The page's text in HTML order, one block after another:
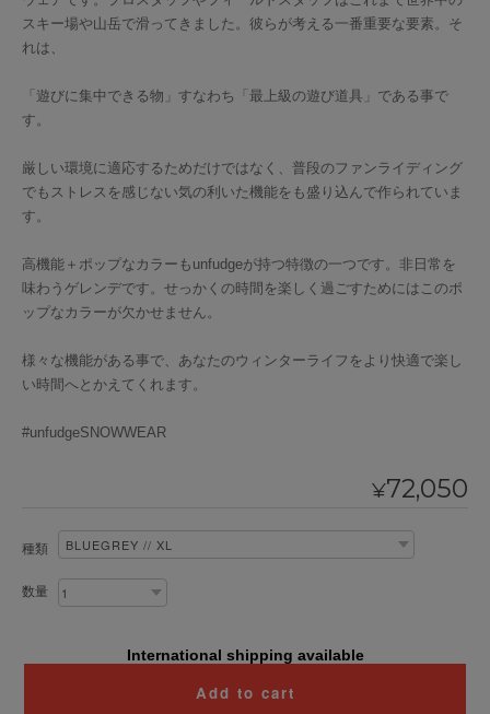
スキー場や山岳で滑ってきました。彼らが考える一番重要な要素。そ
れは、
「遊びに集中できる物」すなわち「最上級の遊び道具」である事で
す。
厳しい環境に適応するためだけではなく、普段のファンライディング
でもストレスを感じない気の利いた機能をも盛り込んで作られていま
す。
高機能＋ポップなカラーもunfudgeが持つ特徴の一つです。非日常を
味わうゲレンデです。せっかくの時間を楽しく過ごすためにはこのポ
ップなカラーが欠かせません。
様々な機能がある事で、あなたのウィンターライフをより快適で楽し
い時間へとかえてくれます。
#unfudgeSNOWWEAR
¥72,050
種類
数量
International shipping available
Add to cart